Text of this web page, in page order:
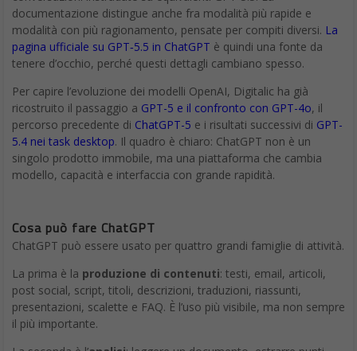
documentazione distingue anche fra modalità più rapide e
modalità con più ragionamento, pensate per compiti diversi. La
pagina ufficiale su GPT‑5.5 in ChatGPT è quindi una fonte da
tenere d’occhio, perché questi dettagli cambiano spesso.
Per capire l’evoluzione dei modelli OpenAI, Digitalic ha già
ricostruito il passaggio a GPT-5 e il confronto con GPT-4o, il
percorso precedente di ChatGPT-5 e i risultati successivi di GPT-
5.4 nei task desktop. Il quadro è chiaro: ChatGPT non è un
singolo prodotto immobile, ma una piattaforma che cambia
modello, capacità e interfaccia con grande rapidità.
Cosa può fare ChatGPT
ChatGPT può essere usato per quattro grandi famiglie di attività.
La prima è la produzione di contenuti: testi, email, articoli,
post social, script, titoli, descrizioni, traduzioni, riassunti,
presentazioni, scalette e FAQ. È l’uso più visibile, ma non sempre
il più importante.